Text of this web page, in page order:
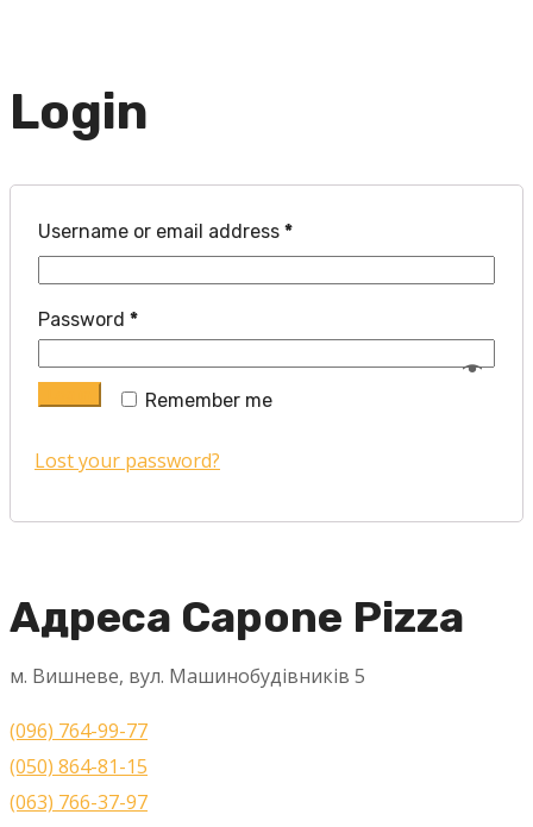
Login
Username or email address *
Password *
Remember me
Lost your password?
Адреса Capone Pizza
м. Вишневе, вул. Машинобудівників 5
(096) 764-99-77
(050) 864-81-15
(063) 766-37-97